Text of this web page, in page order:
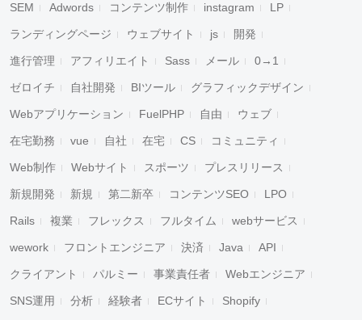
SEM Adwords コンテンツ制作 instagram LP
ランディングページ ウェブサイト js 開発
進行管理 アフィリエイト Sass メール 0→1
ゼロイチ 自社開発 BIツール グラフィックデザイン
Webアプリケーション FuelPHP 自由 ウェブ
在宅勤務 vue 自社 在宅 CS コミュニティ
Web制作 Webサイト スポーツ プレスリリース
新規開発 新規 第二新卒 コンテンツSEO LPO
Rails 複業 フレックス フルタイム webサービス
wework フロントエンジニア 決済 Java API
クライアント パルミー 事業責任者 Webエンジニア
SNS運用 分析 経験者 ECサイト Shopify